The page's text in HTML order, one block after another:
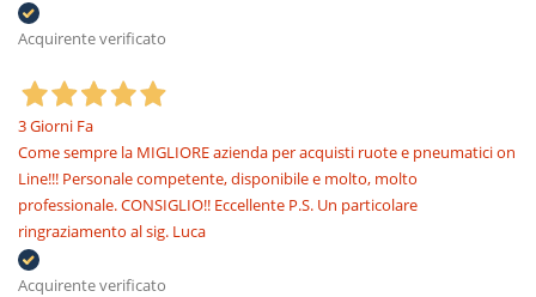
Acquirente verificato
3 Giorni Fa
Come sempre la MIGLIORE azienda per acquisti ruote e pneumatici on
Line!!! Personale competente, disponibile e molto, molto
professionale. CONSIGLIO!! Eccellente P.S. Un particolare
ringraziamento al sig. Luca
Acquirente verificato